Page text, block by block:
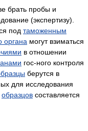
брать пробы и
(экспертизу).
под таможенным
органа могут взиматься
в отношении
гос-ного контроля
берутся в
для исследования
образцов составляется